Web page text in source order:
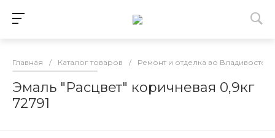
Главная / Каталог товаров / Ремонт и отделка во Владивостоке
Эмаль "Расцвет" коричневая 0,9кг
72791